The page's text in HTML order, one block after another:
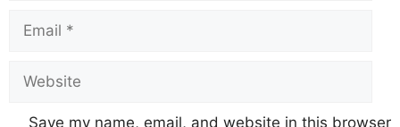
Save my name, email, and website in this browser